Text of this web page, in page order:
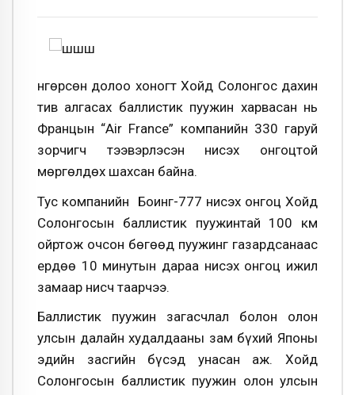
Өнгөрсөн долоо хоногт Хойд Солонгос дахин
тив алгасах баллистик пуужин харвасан нь
Францын “Air France” компанийн 330 гаруй
зорчигч тээвэрлэсэн нисэх онгоцтой
мөргөлдөх шахсан байна.
Тус компанийн Боинг-777 нисэх онгоц Хойд
Солонгосын баллистик пуужинтай 100 км
ойртож очсон бөгөөд пуужинг газардсанаас
ердөө 10 минутын дараа нисэх онгоц ижил
замаар нисч таарчээ.
Баллистик пуужин загасчлал болон олон
улсын далайн худалдааны зам бүхий Японы
эдийн засгийн бүсэд унасан аж. Хойд
Солонгосын баллистик пуужин олон улсын